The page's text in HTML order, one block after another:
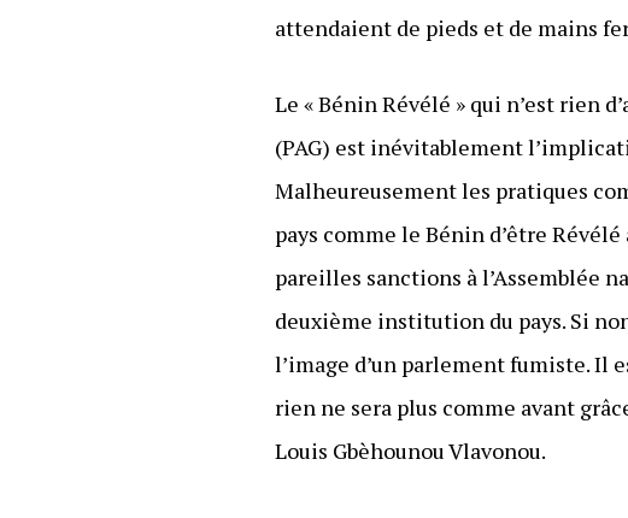
attendaient de pieds et de mains
Le « Bénin Révélé » qui n’est rien
(PAG) est inévitablement
Malheureusement les pratiques
pays comme le Bénin d’être
pareilles sanctions à l’Assemblée
deuxième institution du pays. Si
l’image d’un parlement fumiste. Il
rien ne sera plus comme avant
Louis Gbèhounou Vlavonou.